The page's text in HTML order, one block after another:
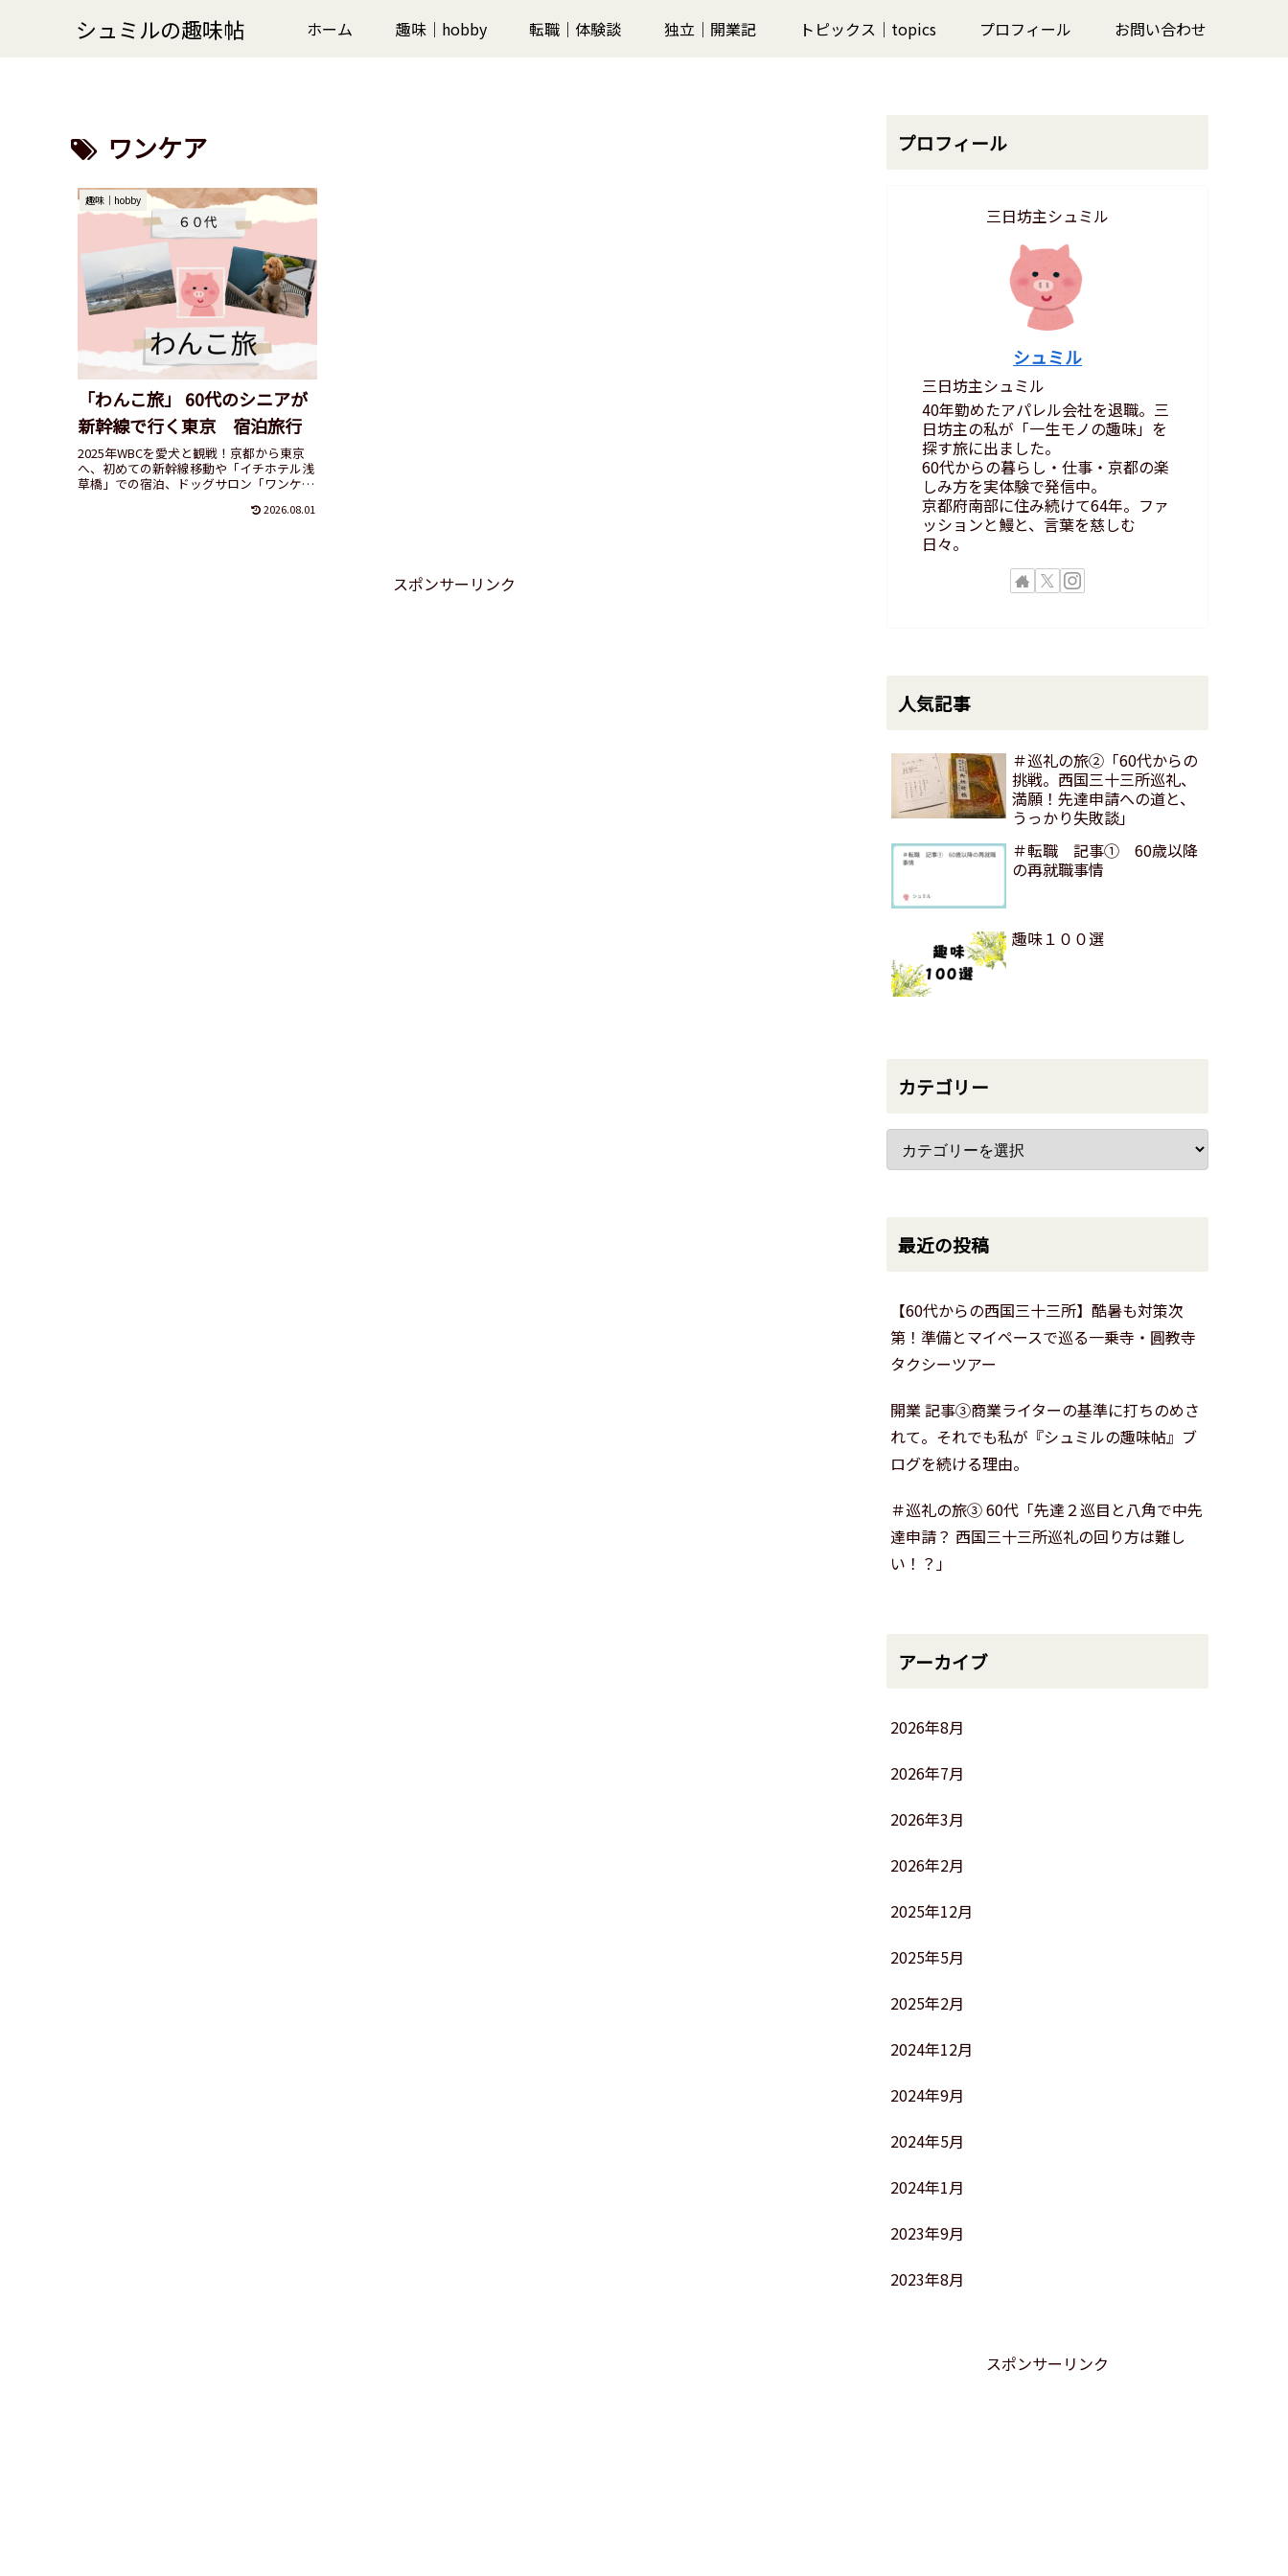
シュミルの趣味帖 ホーム 趣味｜hobby 転職｜体験談 独立｜開業記 トピックス｜topics プロフィール お問い合わせ
ワンケア
趣味｜hobby
「わんこ旅」 60代のシニアが
新幹線で行く東京 宿泊旅行
2025年WBCを愛犬と観戦！京都から東京
へ、初めての新幹線移動や「イチホテル浅
草橋」での宿泊、ドッグサロン「ワンケア
ポ。シニア世代のわんこ旅を応援する、1
2026.08.01
スポンサーリンク
プロフィール
三日坊主シュミル
シュミル
三日坊主シュミル
40年勤めたアパレル会社を退職。三
日坊主の私が「一生モノの趣味」を
探す旅に出ました。
60代からの暮らし・仕事・京都の楽
しみ方を実体験で発信中。
京都府南部に住み続けて64年。ファ
ッションと鰻と、言葉を慈しむ
日々。
人気記事
＃巡礼の旅②「60代からの
挑戦。西国三十三所巡礼、
満願！先達申請への道と、
うっかり失敗談」
＃転職 記事① 60歳以降
の再就職事情
趣味１００選
カテゴリー
最近の投稿
【60代からの西国三十三所】酷暑も対策次
第！準備とマイペースで巡る一乗寺・圓教寺
タクシーツアー
開業 記事③商業ライターの基準に打ちのめさ
れて。それでも私が『シュミルの趣味帖』ブ
ログを続ける理由。
＃巡礼の旅③ 60代「先達２巡目と八角で中先
達申請？ 西国三十三所巡礼の回り方は難し
い！？」
アーカイブ
2026年8月
2026年7月
2026年3月
2026年2月
2025年12月
2025年5月
2025年2月
2024年12月
2024年9月
2024年5月
2024年1月
2023年9月
2023年8月
スポンサーリンク